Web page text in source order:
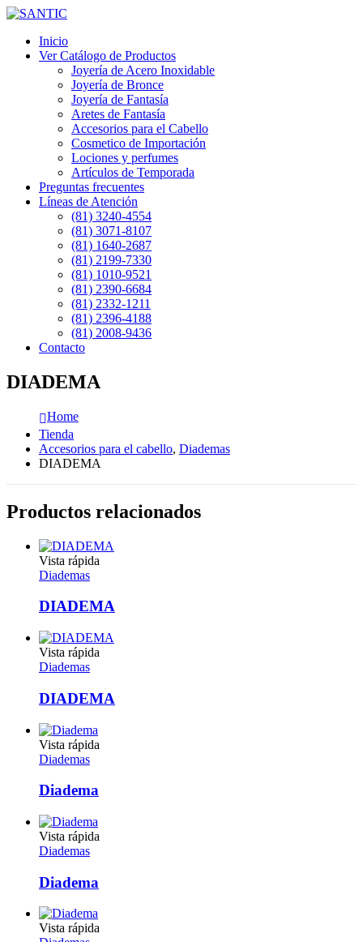
Inicio
Ver Catálogo de Productos
Joyería de Acero Inoxidable
Joyería de Bronce
Joyería de Fantasía
Aretes de Fantasía
Accesorios para el Cabello
Cosmetico de Importación
Lociones y perfumes
Artículos de Temporada
Preguntas frecuentes
Líneas de Atención
(81) 3240-4554
(81) 3071-8107
(81) 1640-2687
(81) 2199-7330
(81) 1010-9521
(81) 2390-6684
(81) 2332-1211
(81) 2396-4188
(81) 2008-9436
Contacto
DIADEMA
Home
Tienda
Accesorios para el cabello, Diademas
DIADEMA
Productos relacionados
Vista rápida
Diademas
DIADEMA
Vista rápida
Diademas
DIADEMA
Vista rápida
Diademas
Diadema
Vista rápida
Diademas
Diadema
Vista rápida